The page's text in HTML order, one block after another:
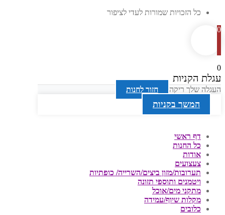
כל הזכויות שמורות לעדי לציפור
0
0
עגלת הקניות
העגלה שלך ריקה חזור לחנות
המשך בקניות
דף ראשי
כל החנות
אודות
צעצועים
תערובות/מזון ביצים/השרייה/ כופתיות
ויטמנים ותוספי תזונה
מתקני מים/אוכל
מקלות שיוף/עמידה
כלובים